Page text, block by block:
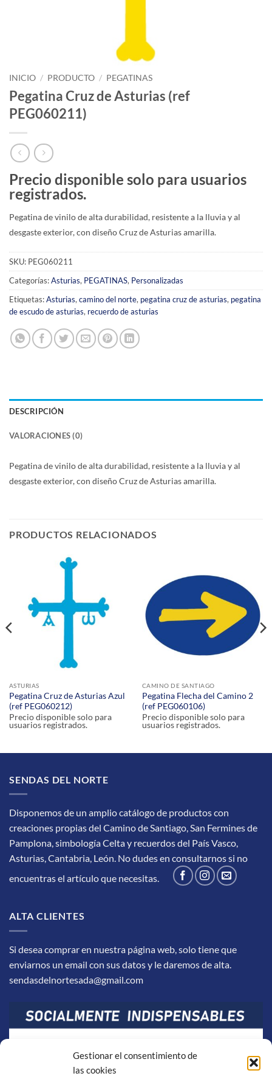
Gestionar el consentimiento de
las cookies
INICIO / PRODUCTO / PEGATINAS
Pegatina Cruz de Asturias (ref
PEG060211)
Precio disponible solo para usuarios
registrados.
Pegatina de vinilo de alta durabilidad, resistente a la lluvia y al
desgaste exterior, con diseño Cruz de Asturias amarilla.
SKU: PEG060211
Categorías:Asturias, PEGATINAS, Personalizadas
Etiquetas:Asturias,camino del norte, pegatina cruz de asturias, pegatina
de escudo de asturias, recuerdo de asturias
DESCRIPCIÓN
VALORACIONES (0)
Pegatina de vinilo de alta durabilidad, resistente a la lluvia y al
desgaste exterior, con diseño Cruz de Asturias amarilla.
PRODUCTOS RELACIONADOS
ASTURIAS
Pegatina Cruz de Asturias Azul
(ref PEG060212)
Precio disponible solo para
usuarios registrados.
CAMINO DE SANTIAGO
Pegatina Flecha del Camino 2
(ref PEG060106)
Precio disponible solo para
usuarios registrados.
SENDAS DEL NORTE
Disponemos de un amplio catálogo de productos con
creaciones propias del Camino de Santiago, San Fermines de
Pamplona, simbología Celta y recuerdos del País Vasco,
Asturias, Cantabria, León. No dudes en consultarnos si no
encuentras el artículo que necesitas.
ALTA CLIENTES
Si desea comprar en nuestra página web, solo tiene que
enviarnos un email con sus datos y le daremos de alta.
sendasdelnortesada@gmail.com